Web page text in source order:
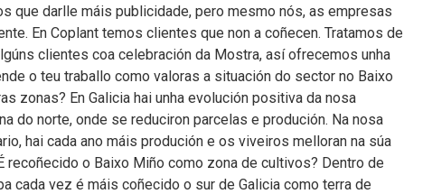
que darlle máis publicidade, pero mesmo nós, as empresas
En Coplant temos clientes que non a coñecen. Tratamos de
clientes coa celebración da Mostra, así ofrecemos unha
o teu traballo como valoras a situación do sector no Baixo
zonas? En Galicia hai unha evolución positiva da nosa
do norte, onde se reduciron parcelas e produción. Na nosa
hai cada ano máis produción e os viveiros melloran na súa
recoñecido o Baixo Miño como zona de cultivos? Dentro de
cada vez é máis coñecido o sur de Galicia como terra de